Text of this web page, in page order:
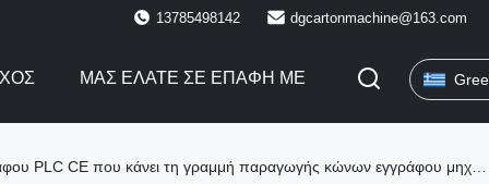
13785498142 dgcartonmachine@163.com
ΜΑΣ ΕΛΆΤΕ ΣΕ ΕΠΑΦΉ ΜΕ
PLC CE που κάνει τη γραμμή παραγωγής κώνων εγγράφου μηχανών